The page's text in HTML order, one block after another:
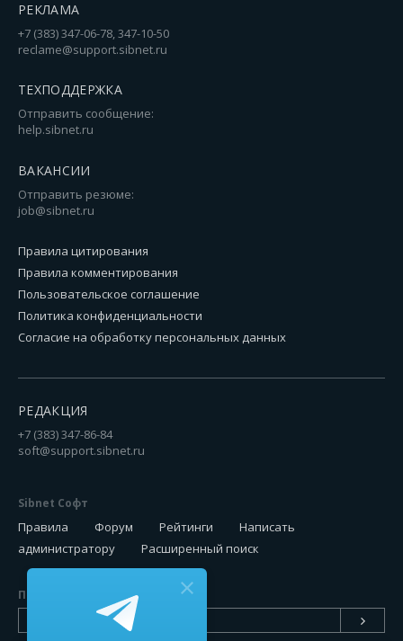
РЕКЛАМА
+7 (383) 347-06-78, 347-10-50
reclame@support.sibnet.ru
ТЕХПОДДЕРЖКА
Отправить сообщение:
help.sibnet.ru
ВАКАНСИИ
Отправить резюме:
job@sibnet.ru
Правила цитирования
Правила комментирования
Пользовательское соглашение
Политика конфиденциальности
Согласие на обработку персональных данных
РЕДАКЦИЯ
+7 (383) 347-86-84
soft@support.sibnet.ru
Sibnet Софт
Правила Форум Рейтинги
Написать
администратору
Расширенный поиск
Подписаться на новинки